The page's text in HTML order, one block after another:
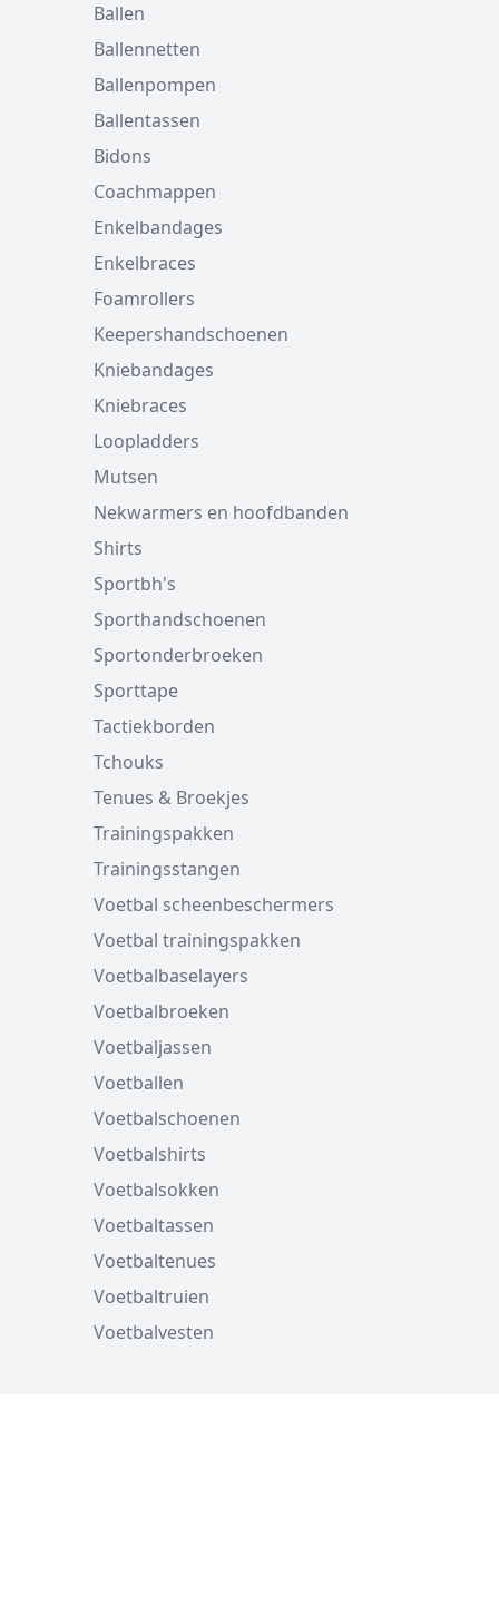
Ballen
Ballennetten
Ballenpompen
Ballentassen
Bidons
Coachmappen
Enkelbandages
Enkelbraces
Foamrollers
Keepershandschoenen
Kniebandages
Kniebraces
Loopladders
Mutsen
Nekwarmers en hoofdbanden
Shirts
Sportbh's
Sporthandschoenen
Sportonderbroeken
Sporttape
Tactiekborden
Tchouks
Tenues & Broekjes
Trainingspakken
Trainingsstangen
Voetbal scheenbeschermers
Voetbal trainingspakken
Voetbalbaselayers
Voetbalbroeken
Voetbaljassen
Voetballen
Voetbalschoenen
Voetbalshirts
Voetbalsokken
Voetbaltassen
Voetbaltenues
Voetbaltruien
Voetbalvesten